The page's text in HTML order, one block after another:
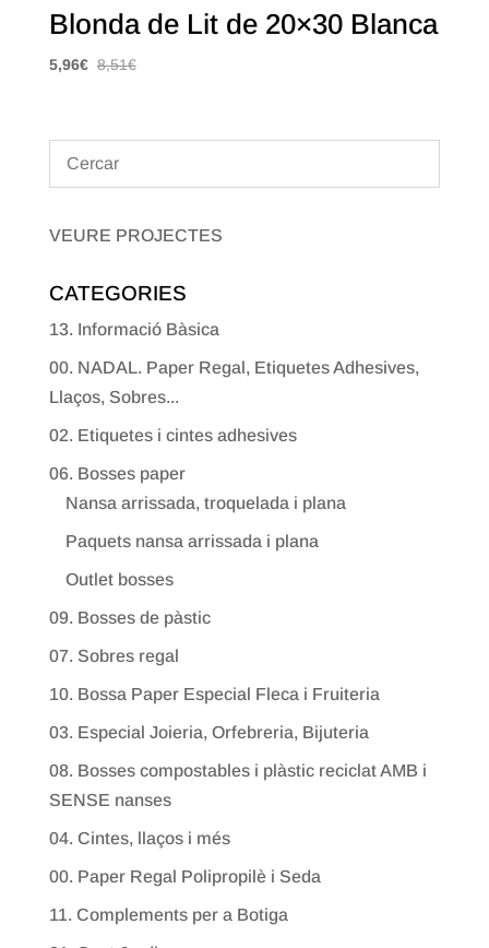
Blonda de Lit de 20×30 Blanca
5,96€ 8,51€
VEURE PROJECTES
CATEGORIES
13. Informació Bàsica
00. NADAL. Paper Regal, Etiquetes Adhesives,
Llaços, Sobres...
02. Etiquetes i cintes adhesives
06. Bosses paper
Nansa arrissada, troquelada i plana
Paquets nansa arrissada i plana
Outlet bosses
09. Bosses de pàstic
07. Sobres regal
10. Bossa Paper Especial Fleca i Fruiteria
03. Especial Joieria, Orfebreria, Bijuteria
08. Bosses compostables i plàstic reciclat AMB i
SENSE nanses
04. Cintes, llaços i més
00. Paper Regal Polipropilè i Seda
11. Complements per a Botiga